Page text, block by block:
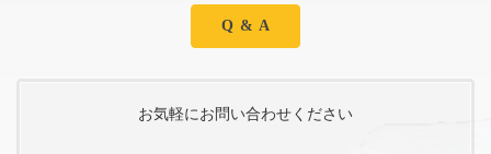
Q & A
お気軽にお問い合わせください